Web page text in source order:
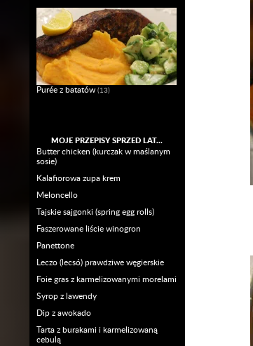
Purée z batatów (13)
MOJE PRZEPISY SPRZED LAT…
Butter chicken (kurczak w maślanym
sosie)
Kalafiorowa zupa krem
Meloncello
Tajskie sajgonki (spring egg rolls)
Faszerowane liście winogron
Panettone
Leczo (lecsó) prawdziwe węgierskie
Foie gras z karmelizowanymi morelami
Syrop z lawendy
Dip z awokado
Tarta z burakami i karmelizowaną
cebulą